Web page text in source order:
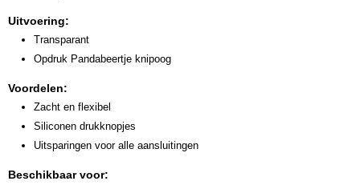
Uitvoering:
Transparant
Opdruk Pandabeertje knipoog
Voordelen:
Zacht en flexibel
Siliconen drukknopjes
Uitsparingen voor alle aansluitingen
Beschikbaar voor: